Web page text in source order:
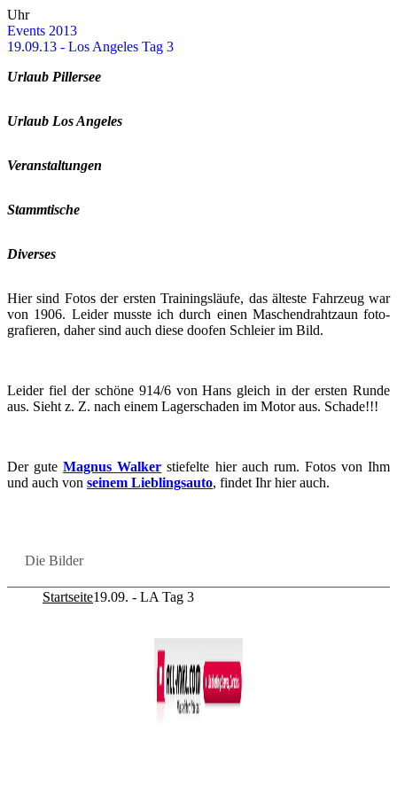
Uhr
Events 2013
19.09.13 - Los An­ge­les Tag 3
Ur­laub Pil­ler­see
Ur­laub Los An­ge­les
Ver­an­stal­tun­gen
Stamm­ti­sche
Di­ver­ses
Hier sind Fotos der ers­ten Trai­nings­läu­fe, das äl­tes­te Fahr­zeug war
von 1906. Lei­der muss­te ich durch einen Ma­schen­draht­zaun fo­to­
gra­fie­ren, daher sind auch diese doo­fen Schlei­er im Bild.
Lei­der fiel der schö­ne 914/6 von Hans gleich in der ers­ten Runde
aus. Sieht z. Z. nach einem La­ger­scha­den im Motor aus. Scha­de!!!
Der guteMa­gnus Wal­ker stie­fel­te hier auch rum. Fotos von Ihm
und auch von sei­nem Lieb­lings­au­to, fin­det Ihr hier auch.
Die Bil­der
Startseite19.09. - LA Tag 3